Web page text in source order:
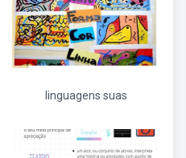
linguagens suas